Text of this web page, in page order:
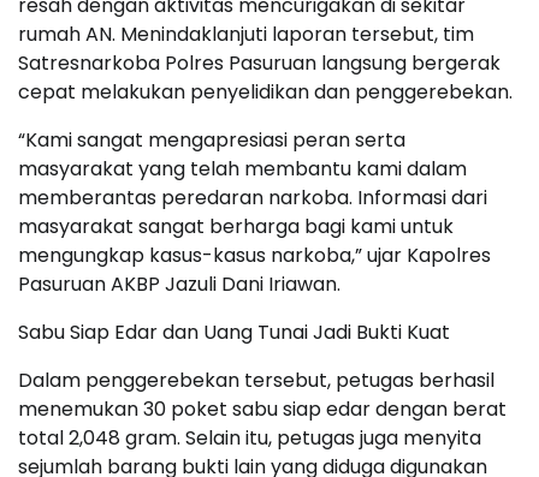
rumah AN. Menindaklanjuti laporan tersebut, tim
Satresnarkoba Polres Pasuruan langsung bergerak
cepat melakukan penyelidikan dan penggerebekan.
“Kami sangat mengapresiasi peran serta
masyarakat yang telah membantu kami dalam
memberantas peredaran narkoba. Informasi dari
masyarakat sangat berharga bagi kami untuk
mengungkap kasus-kasus narkoba,” ujar Kapolres
Pasuruan AKBP Jazuli Dani Iriawan.
Sabu Siap Edar dan Uang Tunai Jadi Bukti Kuat
Dalam penggerebekan tersebut, petugas berhasil
menemukan 30 poket sabu siap edar dengan berat
total 2,048 gram. Selain itu, petugas juga menyita
sejumlah barang bukti lain yang diduga digunakan